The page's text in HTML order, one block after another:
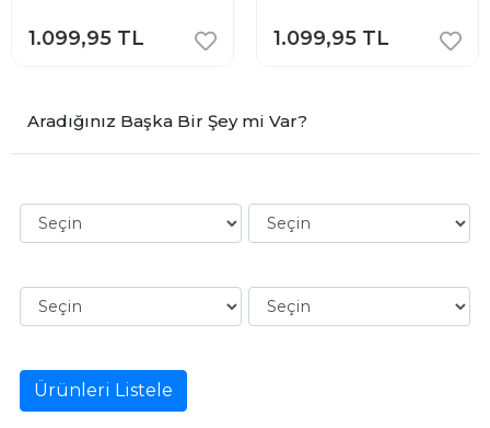
1.099,95 TL 1.099,95 TL
Aradığınız Başka Bir Şey mi Var?
Ürünleri Listele